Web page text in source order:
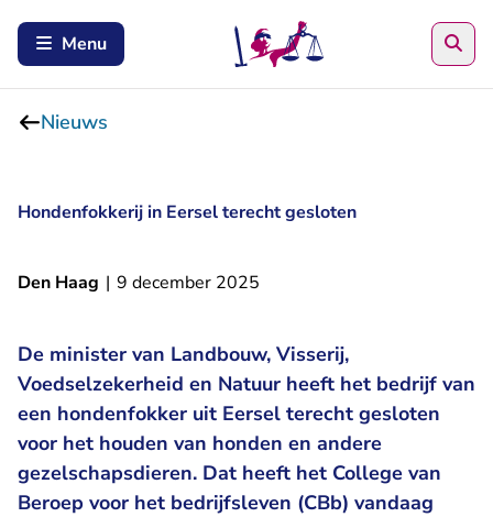
Menu
Nieuws
Hondenfokkerij in Eersel terecht gesloten
Den Haag | 9 december 2025
De minister van Landbouw, Visserij,
Voedselzekerheid en Natuur heeft het bedrijf van
een hondenfokker uit Eersel terecht gesloten
voor het houden van honden en andere
gezelschapsdieren. Dat heeft het College van
Beroep voor het bedrijfsleven (CBb) vandaag